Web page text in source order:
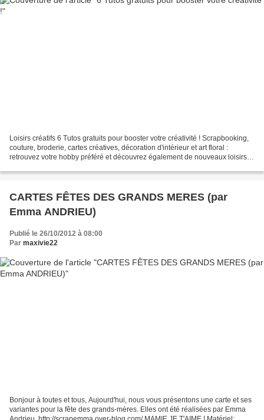
Loisirs créatifs 6 Tutos gratuits pour booster votre créativité ! Scrapbooking,
couture, broderie, cartes créatives, décoration d'intérieur et art floral :
retrouvez votre hobby préféré et découvrez également de nouveaux loisirs
CARTES FÊTES DES GRANDS MERES (par
Emma ANDRIEU)
Publié le 26/10/2012 à 08:00
Par maxivie22
Bonjour à toutes et tous, Aujourd'hui, nous vous présentons une carte et ses
variantes pour la fête des grands-mères. Elles ont été réalisées par Emma